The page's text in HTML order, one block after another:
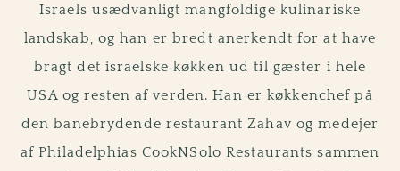
Israels usædvanligt mangfoldige kulinariske
landskab, og han er bredt anerkendt for at have
bragt det israelske køkken ud til gæster i hele
USA og resten af verden. Han er køkkenchef på
den banebrydende restaurant Zahav og medejer
af Philadelphias CookNSolo Restaurants sammen